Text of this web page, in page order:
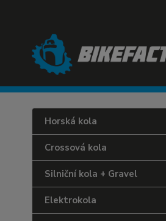
Horská kola
Crossová kola
Silniční kola + Gravel
Elektrokola